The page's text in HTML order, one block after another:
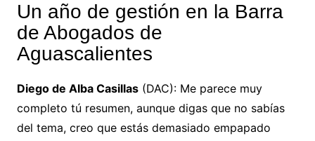
Un año de gestión en la Barra
de Abogados de
Aguascalientes
Diego de Alba Casillas(DAC): Me parece muy
completo tú resumen, aunque digas que no sabías
del tema, creo que estás demasiado empapado